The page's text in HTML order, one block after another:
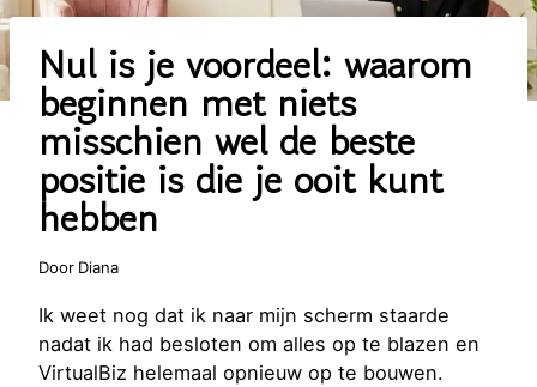
Nul is je voordeel: waarom
beginnen met niets
misschien wel de beste
positie is die je ooit kunt
hebben
Door Diana
Ik weet nog dat ik naar mijn scherm staarde
nadat ik had besloten om alles op te blazen en
VirtualBiz helemaal opnieuw op te bouwen.